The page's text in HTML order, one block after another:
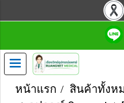
หน้าแรก
สินค้าทั้งห